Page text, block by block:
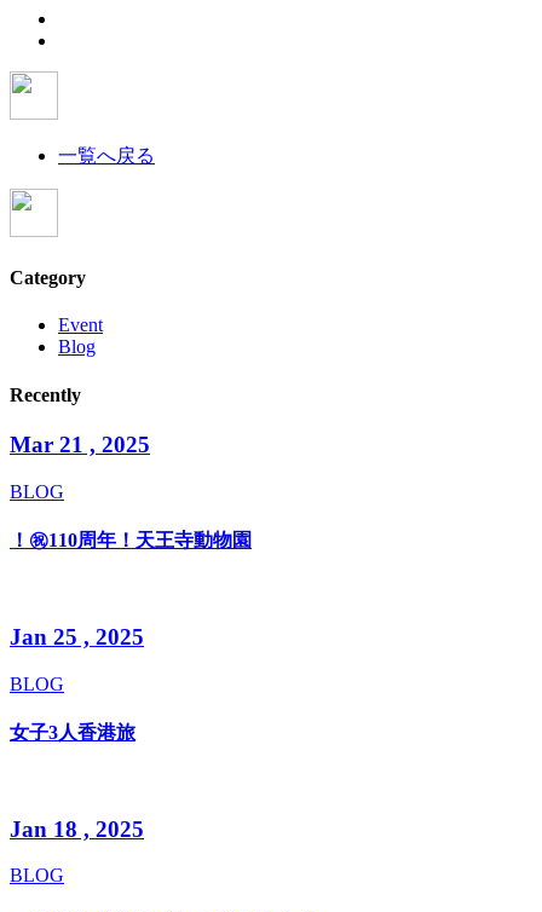
一覧へ戻る
Category
Event
Blog
Recently
Mar 21 , 2025
BLOG
！㊗110周年！天王寺動物園
Jan 25 , 2025
BLOG
女子3人香港旅
Jan 18 , 2025
BLOG